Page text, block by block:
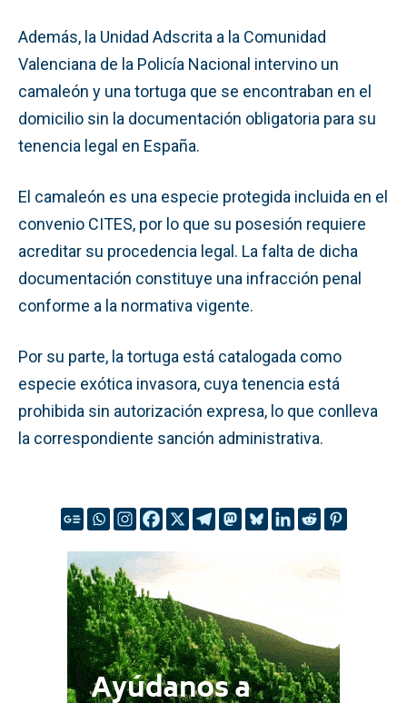
Además, la Unidad Adscrita a la Comunidad
Valenciana de la Policía Nacional intervino un
camaleón y una tortuga que se encontraban en el
domicilio sin la documentación obligatoria para su
tenencia legal en España.
El camaleón es una especie protegida incluida en el
convenio CITES, por lo que su posesión requiere
acreditar su procedencia legal. La falta de dicha
documentación constituye una infracción penal
conforme a la normativa vigente.
Por su parte, la tortuga está catalogada como
especie exótica invasora, cuya tenencia está
prohibida sin autorización expresa, lo que conlleva
la correspondiente sanción administrativa.